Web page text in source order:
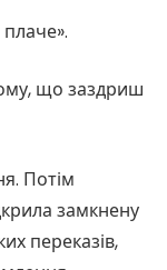
що заздриш
Потім
замкнену
переказів,